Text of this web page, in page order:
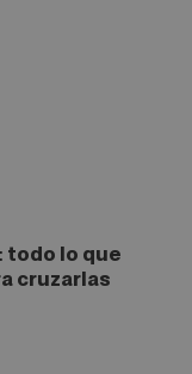
todo lo que
cruzarlas